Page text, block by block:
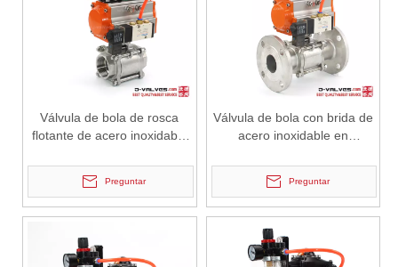
IntroducciónEn los sistemas de tuberías industriales modernos,
Válvula de bola de rosca
flotante de acero inoxidable
Preguntar
Válvula de bola con brida de
acero inoxidable en
Preguntar